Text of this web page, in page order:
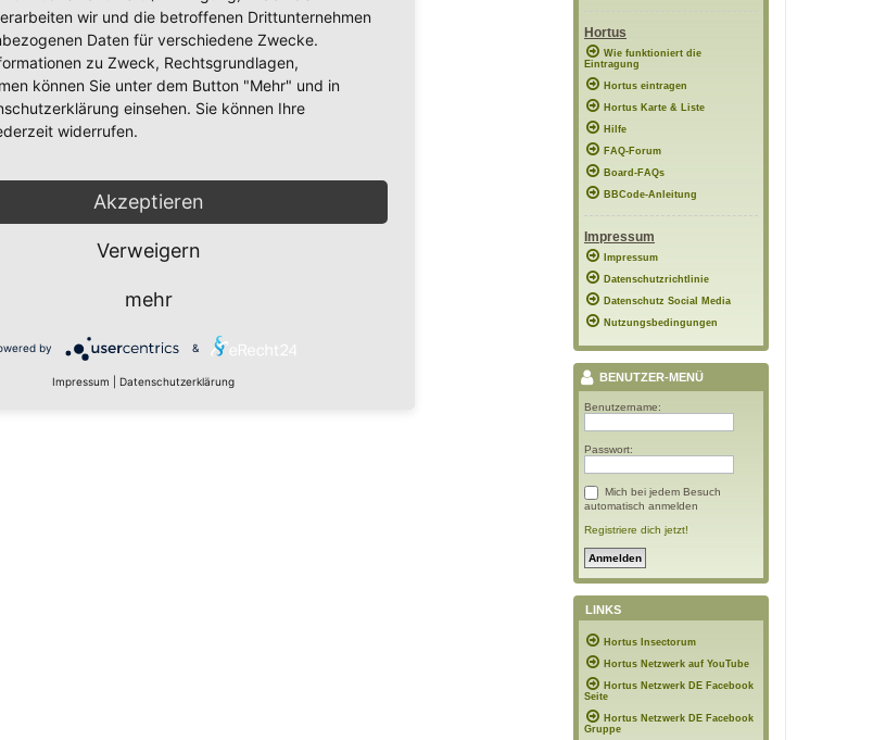
Hortus
Wie funktioniert die
Eintragung
Hortus eintragen
Hortus Karte & Liste
Hilfe
FAQ-Forum
Board-FAQs
BBCode-Anleitung
Impressum
Impressum
Datenschutzrichtlinie
Datenschutz Social Media
Nutzungsbedingungen
BENUTZER-MENÜ
Benutzername:
Passwort:
Mich bei jedem Besuch
automatisch anmelden
Registriere dich jetzt!
LINKS
Hortus Insectorum
Hortus Netzwerk auf YouTube
Hortus Netzwerk DE Facebook
Seite
Hortus Netzwerk DE Facebook
Gruppe
wir und die betroffenen Drittunternehmen
Daten für verschiedene Zwecke.
zu Zweck, Rechtsgrundlagen,
können Sie unter dem Button "Mehr" und in
einsehen. Sie können Ihre
widerrufen.
Akzeptieren
Verweigern
mehr
by &
Impressum Datenschutzerklärung